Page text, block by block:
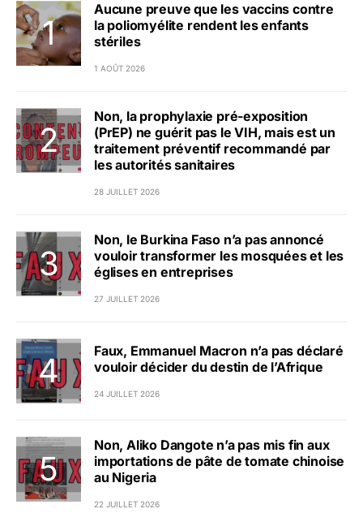
Aucune preuve que les vaccins contre
la poliomyélite rendent les enfants
stériles
1 AOÛT 2026
Non, la prophylaxie pré-exposition
(PrEP) ne guérit pas le VIH, mais est un
traitement préventif recommandé par
les autorités sanitaires
28 JUILLET 2026
Non, le Burkina Faso n’a pas annoncé
vouloir transformer les mosquées et les
églises en entreprises
27 JUILLET 2026
Faux, Emmanuel Macron n’a pas déclaré
vouloir décider du destin de l’Afrique
24 JUILLET 2026
Non, Aliko Dangote n’a pas mis fin aux
importations de pâte de tomate chinoise
au Nigeria
22 JUILLET 2026